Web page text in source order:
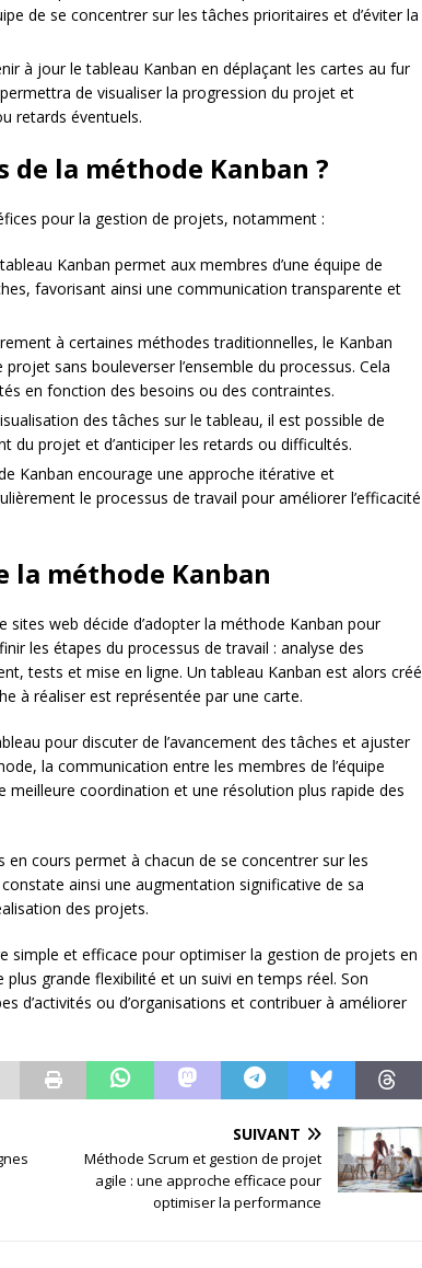
de se concentrer sur les tâches prioritaires et d’éviter la
à jour le tableau Kanban en déplaçant les cartes au fur
de visualiser la progression du projet et
retards éventuels.
de la méthode Kanban ?
pour la gestion de projets, notamment :
Kanban permet aux membres d’une équipe de
favorisant ainsi une communication transparente et
à certaines méthodes traditionnelles, le Kanban
sans bouleverser l’ensemble du processus. Cela
en fonction des besoins ou des contraintes.
des tâches sur le tableau, il est possible de
du projet et d’anticiper les retards ou difficultés.
Kanban encourage une approche itérative et
le processus de travail pour améliorer l’efficacité
la méthode Kanban
sites web décide d’adopter la méthode Kanban pour
les étapes du processus de travail : analyse des
tests et mise en ligne. Un tableau Kanban est alors créé
à réaliser est représentée par une carte.
pour discuter de l’avancement des tâches et ajuster
la communication entre les membres de l’équipe
meilleure coordination et une résolution plus rapide des
cours permet à chacun de se concentrer sur les
ainsi une augmentation significative de sa
des projets.
simple et efficace pour optimiser la gestion de projets en
grande flexibilité et un suivi en temps réel. Son
d’activités ou d’organisations et contribuer à améliorer
SUIVANT
Méthode Scrum et gestion de projet
agile : une approche efficace pour
optimiser la performance